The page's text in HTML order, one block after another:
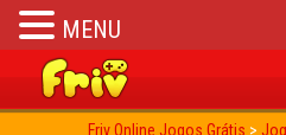
Friv Online Jogos Grátis >
MENU